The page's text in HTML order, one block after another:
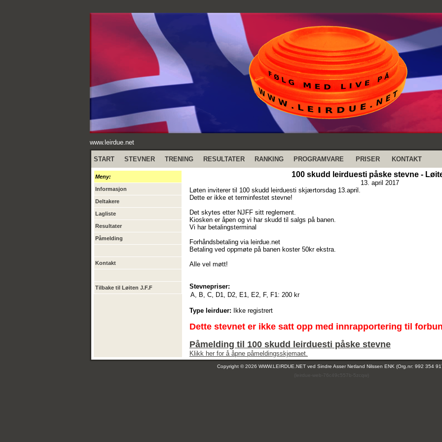
www.leirdue.net
START STEVNER TRENING RESULTATER RANKING PROGRAMVARE PRISER KONTAKT
Meny:
Informasjon
Deltakere
Lagliste
Resultater
Påmelding
Kontakt
Tilbake til Løiten J.F.F
100 skudd leirduesti påske stevne -
13. april 2017
Løten inviterer til 100 skudd leirduesti skjærtorsdag 13.april.
Dette er ikke et terminfestet stevne!
Det skytes etter NJFF sitt reglement.
Kiosken er åpen og vi har skudd til salgs på banen.
Vi har betalingsterminal
Forhåndsbetaling via leirdue.net
Betaling ved oppmøte på banen koster 50kr ekstra.
Alle vel møtt!
Stevnepriser:
A, B, C, D1, D2, E1, E2, F, F1: 200 kr
Type leirduer: Ikke registrert
Dette stevnet er ikke satt opp med innrapportering til
Påmelding til 100 skudd leirduesti påske stevne
Klikk her for å åpne påmeldingsskjemaet.
Copyright © 2026 WWW.LEIRDUE.NET ved Sindre Asser Netland Nilssen ENK (Org.nr: 992 354
(leirdue-web-76c49c557b-5zcqw)